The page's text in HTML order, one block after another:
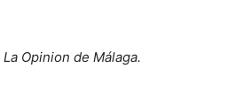
Opinion de Málaga.